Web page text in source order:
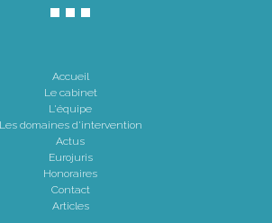
Accueil
Le cabinet
L'équipe
Les domaines d'intervention
Actus
Eurojuris
Honoraires
Contact
Articles